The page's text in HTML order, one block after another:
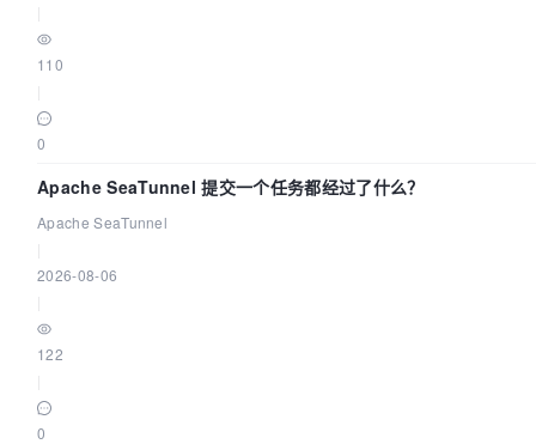
110
0
Apache SeaTunnel 提交一个任务都经过了什么？
Apache SeaTunnel
2026-08-06
122
0